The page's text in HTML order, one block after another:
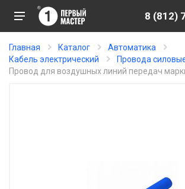
8 (812)
Главная Каталог
Автоматика
Кабель электрический
Провода
Провод для воздушных линий передач